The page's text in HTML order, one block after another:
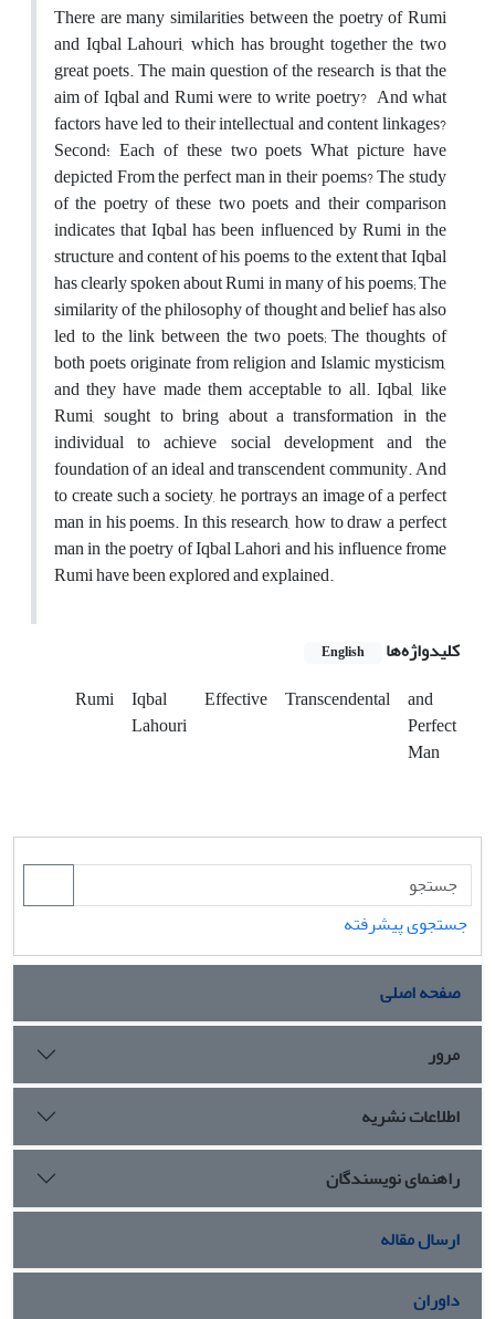
There are many similarities between the poetry of Rumi
and Iqbal Lahouri, which has brought together the two
great poets. The main question of the research is that the
aim of Iqbal and Rumi were to write poetry? And what
factors have led to their intellectual and content linkages?
Second؛ Each of these two poets What picture have
depicted From the perfect man in their poems? The study
of the poetry of these two poets and their comparison
indicates that Iqbal has been influenced by Rumi in the
structure and content of his poems to the extent that Iqbal
has clearly spoken about Rumi in many of his poems; The
similarity of the philosophy of thought and belief has also
led to the link between the two poets; The thoughts of
both poets originate from religion and Islamic mysticism,
and they have made them acceptable to all. Iqbal, like
Rumi, sought to bring about a transformation in the
individual to achieve social development and the
foundation of an ideal and transcendent community. And
to create such a society, he portrays an image of a perfect
man in his poems. In this research, how to draw a perfect
man in the poetry of Iqbal Lahori and his influence frome
Rumi have been explored and explained.
کلیدواژه‌ها English
Rumi Iqbal
Lahouri
Effective Transcendental and
Perfect
Man
جستجوی پیشرفته
صفحه اصلی
مرور
اطلاعات نشریه
راهنمای نویسندگان
ارسال مقاله
داوران